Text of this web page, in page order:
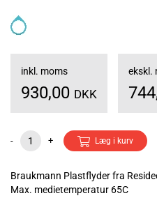
inkl. moms
930,00 DKK
ekskl.
- + Læg i kurv
Braukmann Plastflyder fra
Max. medietemperatur 65C